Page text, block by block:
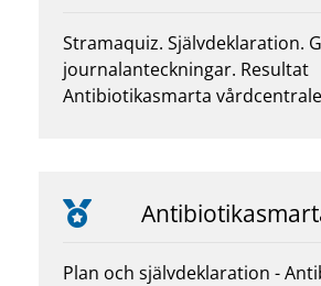
Stramaquiz. Självdeklaration.
journalanteckningar. Resultat
Antibiotikasmarta
Plan och självdeklaration -